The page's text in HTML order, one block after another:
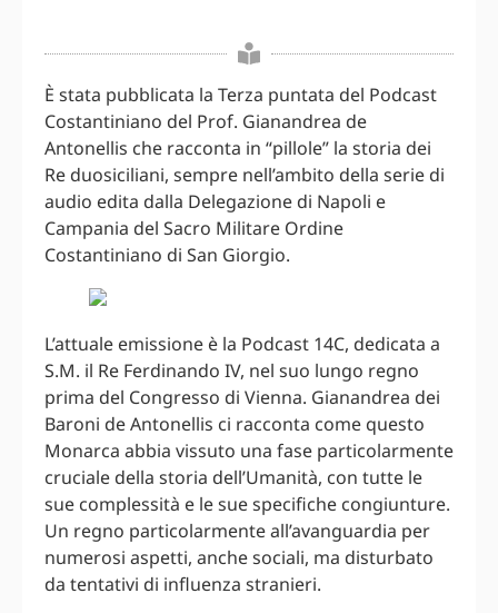
È stata pubblicata la Terza puntata del Podcast
Costantiniano del Prof. Gianandrea de
Antonellis che racconta in “pillole” la storia dei
Re duosiciliani, sempre nell’ambito della serie di
audio edita dalla Delegazione di Napoli e
Campania del Sacro Militare Ordine
Costantiniano di San Giorgio.
L’attuale emissione è la Podcast 14C, dedicata a
S.M. il Re Ferdinando IV, nel suo lungo regno
prima del Congresso di Vienna. Gianandrea dei
Baroni de Antonellis ci racconta come questo
Monarca abbia vissuto una fase particolarmente
cruciale della storia dell’Umanità, con tutte le
sue complessità e le sue specifiche congiunture.
Un regno particolarmente all’avanguardia per
numerosi aspetti, anche sociali, ma disturbato
da tentativi di influenza stranieri.